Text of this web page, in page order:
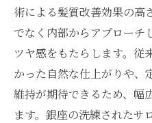
術による髪質改善効果の高
でなく内部からアプローチ
ツヤ感をもたらします。従
かった自然な仕上がりや、
維持が期待できるため、幅
ます。銀座の洗練されたサ